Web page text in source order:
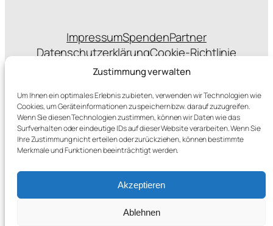
Zustimmung verwalten
Um Ihnen ein optimales Erlebnis zu bieten, verwenden wir Technologien wie
Cookies, um Geräteinformationen zu speichern bzw. darauf zuzugreifen.
Wenn Sie diesen Technologien zustimmen, können wir Daten wie das
Surfverhalten oder eindeutige IDs auf dieser Website verarbeiten. Wenn Sie
Ihre Zustimmung nicht erteilen oder zurückziehen, können bestimmte
Merkmale und Funktionen beeinträchtigt werden.
Akzeptieren
Ablehnen
ImpressumSpendenPartner
DatenschutzerklärungCookie-Richtlinie
Statuten
sponsert das Hosting